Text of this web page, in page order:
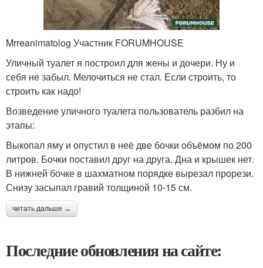
Mrreanimatolog Участник FORUMHOUSE
Уличный туалет я построил для жены и дочери. Ну и
себя не забыл. Мелочиться не стал. Если строить, то
строить как надо!
Возведение уличного туалета пользователь разбил на
этапы:
Выкопал яму и опустил в неё две бочки объёмом по 200
литров. Бочки поставил друг на друга. Дна и крышек нет.
В нижней бочке в шахматном порядке вырезал прорези.
Снизу засыпал гравий толщиной 10-15 см.
читать дальше →
Последние обновления на сайте: